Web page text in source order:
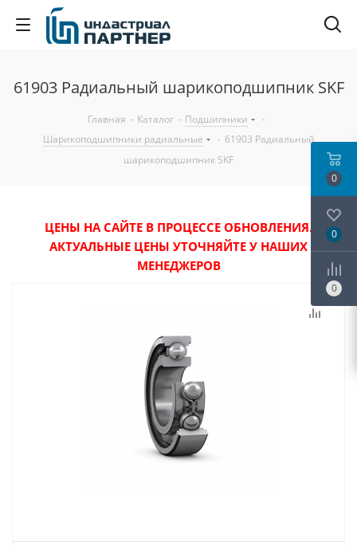
61903 Радиальный шарикоподшипник SKF
Главная - Каталог - Подшипники
-
Шарикоподшипники радиальные
- 61903 Радиальный
шарикоподшипник SKF
ЦЕНЫ НА САЙТЕ В ПРОЦЕССЕ ОБНОВЛЕНИЯ.
АКТУАЛЬНЫЕ ЦЕНЫ УТОЧНЯЙТЕ У НАШИХ
МЕНЕДЖЕРОВ
0
0
0